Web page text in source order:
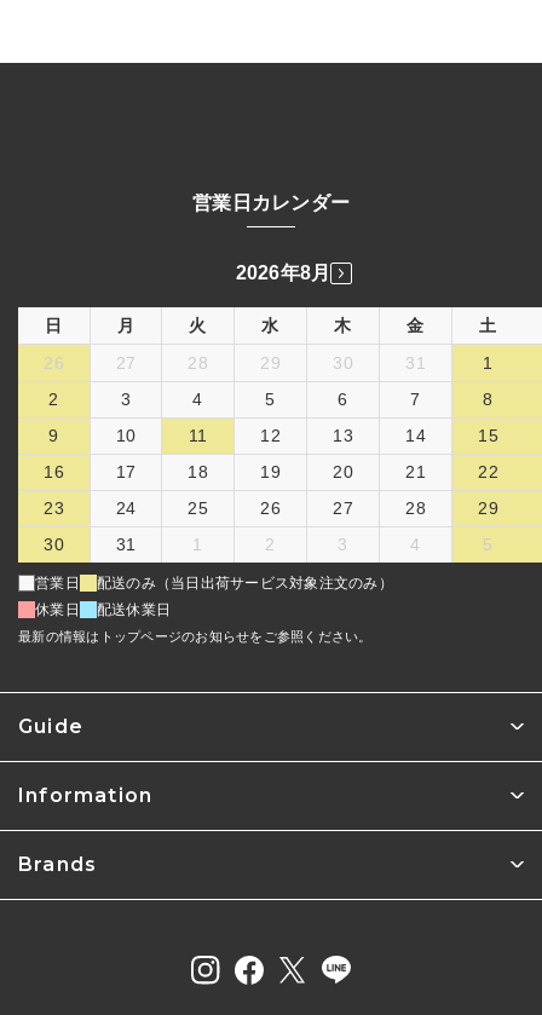
Guide
Information
Brands
営業日カレンダー
2026年8月
日 月 火 水 木 金
土
26
27 28 29 30 31
1
2
3 4 5 6 7
8
9
10 11 12 13 14
15
16
17 18 19 20 21
22
23
24 25 26 27 28
29
30
31 1 2 3 4 5
営業日
配送のみ（当日出荷サービス対象注文のみ）
休業日
配送休業日
最新の情報はトップページのお知らせをご参照ください。